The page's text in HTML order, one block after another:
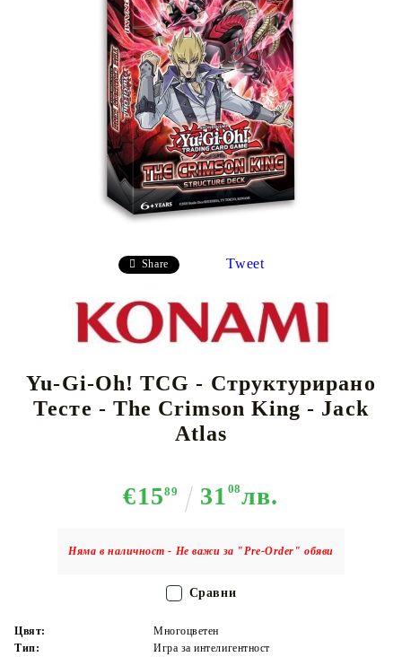
Share Tweet
Yu-Gi-Oh! TCG - Структурирано
Тесте - The Crimson King - Jack
Atlas
€1589 31 08лв.
Няма в наличност - Не важи за "Pre-Order" обяви
Цвят:
Многоцветен
Тип:
Игра за интелигентност
Сравни